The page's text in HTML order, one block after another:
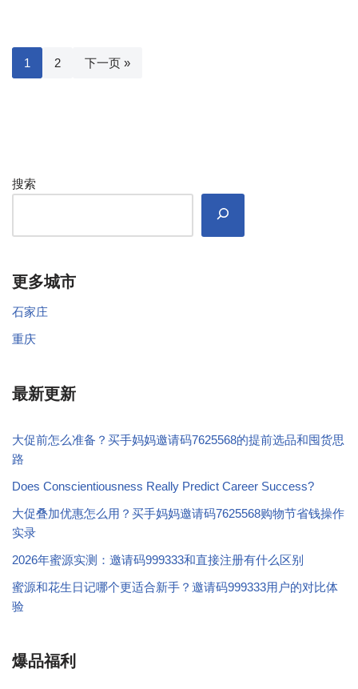
1 2 下一页 »
搜索
更多城市
石家庄
重庆
最新更新
大促前怎么准备？买手妈妈邀请码7625568的提前选品和囤货思
路
Does Conscientiousness Really Predict Career Success?
大促叠加优惠怎么用？买手妈妈邀请码7625568购物节省钱操作
实录
2026年蜜源实测：邀请码999333和直接注册有什么区别
蜜源和花生日记哪个更适合新手？邀请码999333用户的对比体
验
爆品福利